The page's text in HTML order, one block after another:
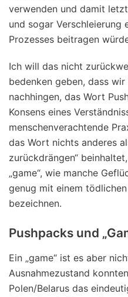
verwenden und damit
und sogar Verschleierung
Prozesses beitragen
Ich will das nicht
bedenken geben, dass
nachhingen, das Wort
Konsens eines
menschenverachtende
das Wort nichts anderes
zurückdrängen“
„game“, wie manche
genug mit einem
bezeichnen.
Pushpacks und
Ein „game“ ist es aber
Ausnahmezustand
Polen/Belarus das